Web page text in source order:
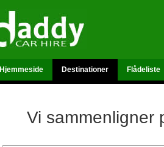
Hjemmeside Destinationer Flådeliste
Vi sammenligner